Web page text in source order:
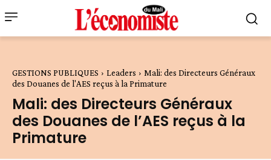
GESTIONS PUBLIQUES Leaders
Mali: des Directeurs Généraux
des Douanes de l'AES reçus à la Primature
Mali: des Directeurs Généraux
des Douanes de l’AES reçus à la
Primature